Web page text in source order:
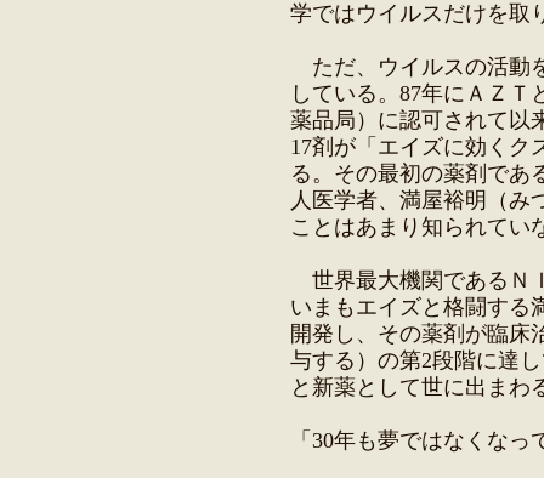
学ではウイルスだけを取
ただ、ウイルスの活動
している。87年にＡＺ
薬品局）に認可されて以
17剤が「エイズに効くク
る。その最初の薬剤であ
人医学者、満屋裕明（み
ことはあまり知られてい
世界最大機関であるＮ
いまもエイズと格闘する
開発し、その薬剤が臨床
与する）の第2段階に達
と新薬として世に出まわ
「30年も夢ではなくなっ